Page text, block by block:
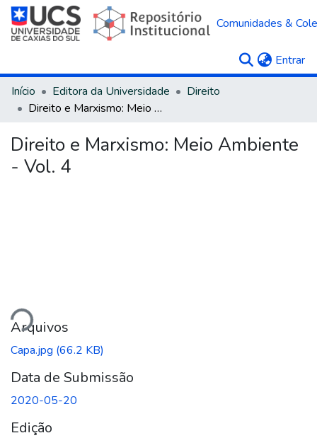
Comunidades &
Entrar
Início Editora da Universidade
Direito
Direito e Marxismo: Meio Ambiente - Vol. 4
Direito e Marxismo: Meio Ambiente
- Vol. 4
Arquivos
Capa.jpg (66.2 KB)
Data de Submissão
2020-05-20
Edição